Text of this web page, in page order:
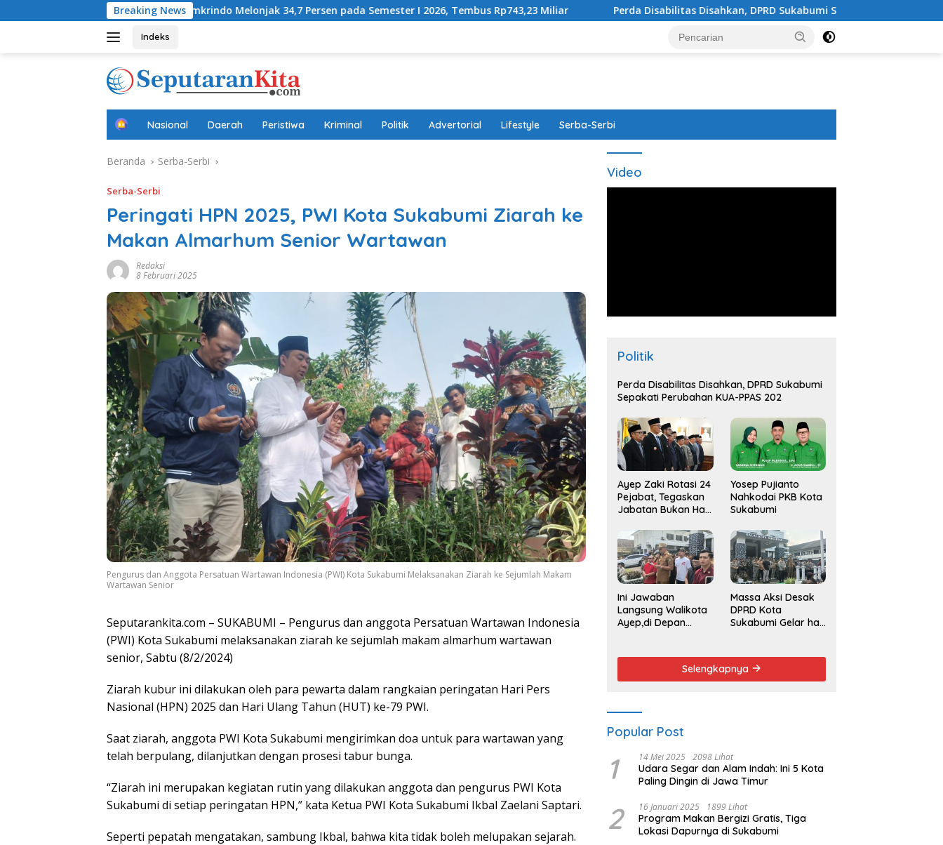
ke
Breaking News
Laba Jamkrindo Melonjak 34,7 Persen pada Semester I 2026, Tembus Rp743,23 Miliar Perda Disabilitas Disahkan, DPRD Sukabumi Sepakati Perubahan KUA-PPAS 202
Indeks
B
a
d
Nasional Daerah Peristiwa Kriminal Politik Advertorial Lifestyle Serba-Serbi
Beranda Serba-Serbi
Serba-Serbi
Peringati HPN 2025, PWI Kota Sukabumi Ziarah ke
Makan Almarhum Senior Wartawan
Redaksi
8 Februari 2025
Pengurus dan Anggota Persatuan Wartawan Indonesia (PWI) Kota Sukabumi Melaksanakan Ziarah ke Sejumlah Makam
Wartawan Senior
Seputarankita.com – SUKABUMI – Pengurus dan anggota Persatuan Wartawan Indonesia
(PWI) Kota Sukabumi melaksanakan ziarah ke sejumlah makam almarhum wartawan
senior, Sabtu (8/2/2024)
Ziarah kubur ini dilakukan oleh para pewarta dalam rangkaian peringatan Hari Pers
Nasional (HPN) 2025 dan Hari Ulang Tahun (HUT) ke-79 PWI.
Saat ziarah, anggota PWI Kota Sukabumi mengirimkan doa untuk para wartawan yang
telah berpulang, dilanjutkan dengan prosesi tabur bunga.
“Ziarah ini merupakan kegiatan rutin yang dilakukan anggota dan pengurus PWI Kota
Sukabumi di setiap peringatan HPN,” kata Ketua PWI Kota Sukabumi Ikbal Zaelani Saptari.
Seperti pepatah mengatakan, sambung Ikbal, bahwa kita tidak boleh melupakan sejarah.
Video
Politik
Perda Disabilitas Disahkan, DPRD Sukabumi
Sepakati Perubahan KUA-PPAS 202
Ayep Zaki Rotasi 24
Pejabat, Tegaskan
Jabatan Bukan Hak
Yosep Pujianto
Nahkodai PKB Kota
Sukabumi
Ini Jawaban
Langsung Walikota
Ayep,di Depan
Massa Aksi Desak
DPRD Kota
Sukabumi Gelar hak
Walikota
Selengkapnya
Popular Post
1 14 Mei 2025 2098 Lihat
Udara Segar dan Alam Indah: Ini 5 Kota
Paling Dingin di Jawa Timur
2 16 Januari 2025 1899 Lihat
Program Makan Bergizi Gratis, Tiga
Lokasi Dapurnya di Sukabumi